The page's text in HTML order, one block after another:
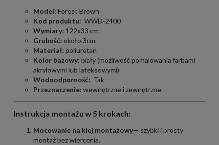
Model: Forest Brown
Kod produktu: WWD-2400
Wymiary: 122x33 cm
Grubość: około 3cm
Materiał: poliuretan
Kolor bazowy: biały (możliwość pomalowania farbami
akrylowymi lub lateksowymi)
Wodoodporność: Tak
Przeznaczenie: wewnętrzne i zewnętrzne
Instrukcja montażu w 5 krokach:
Mocowanie na klej montażowy— szybki i prosty
montaż bez wiercenia.